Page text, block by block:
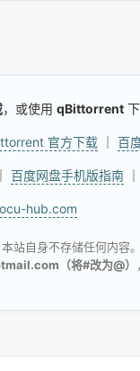
，或使用 qBittorrent
官方下载 百
百度网盘手机版指南
hub.com
站自身不存储任何内容。
（将#改为@）